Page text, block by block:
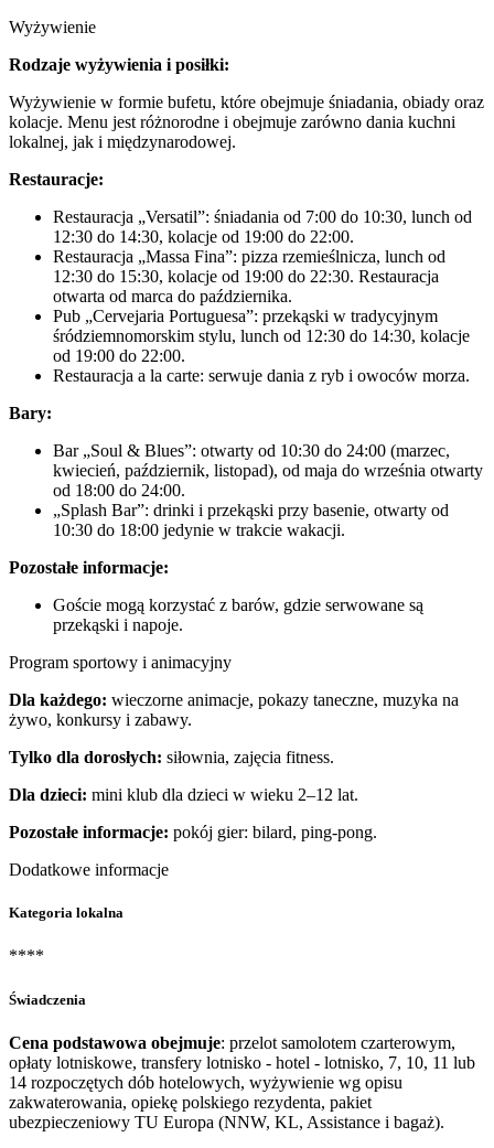
Wyżywienie
Rodzaje wyżywienia i posiłki:
Wyżywienie w formie bufetu, które obejmuje śniadania, obiady oraz
kolacje. Menu jest różnorodne i obejmuje zarówno dania kuchni
lokalnej, jak i międzynarodowej.
Restauracje:
Restauracja „Versatil”: śniadania od 7:00 do 10:30, lunch od
12:30 do 14:30, kolacje od 19:00 do 22:00.
Restauracja „Massa Fina”: pizza rzemieślnicza, lunch od
12:30 do 15:30, kolacje od 19:00 do 22:30. Restauracja
otwarta od marca do października.
Pub „Cervejaria Portuguesa”: przekąski w tradycyjnym
śródziemnomorskim stylu, lunch od 12:30 do 14:30, kolacje
od 19:00 do 22:00.
Restauracja a la carte: serwuje dania z ryb i owoców morza.
Bary:
Bar „Soul & Blues”: otwarty od 10:30 do 24:00 (marzec,
kwiecień, październik, listopad), od maja do września otwarty
od 18:00 do 24:00.
„Splash Bar”: drinki i przekąski przy basenie, otwarty od
10:30 do 18:00 jedynie w trakcie wakacji.
Pozostałe informacje:
Goście mogą korzystać z barów, gdzie serwowane są
przekąski i napoje.
Program sportowy i animacyjny
Dla każdego: wieczorne animacje, pokazy taneczne, muzyka na
żywo, konkursy i zabawy.
Tylko dla dorosłych: siłownia, zajęcia fitness.
Dla dzieci: mini klub dla dzieci w wieku 2–12 lat.
Pozostałe informacje: pokój gier: bilard, ping-pong.
Dodatkowe informacje
Kategoria lokalna
****
Świadczenia
Cena podstawowa obejmuje: przelot samolotem czarterowym,
opłaty lotniskowe, transfery lotnisko - hotel - lotnisko, 7, 10, 11 lub
14 rozpoczętych dób hotelowych, wyżywienie wg opisu
zakwaterowania, opiekę polskiego rezydenta, pakiet
ubezpieczeniowy TU Europa (NNW, KL, Assistance i bagaż).